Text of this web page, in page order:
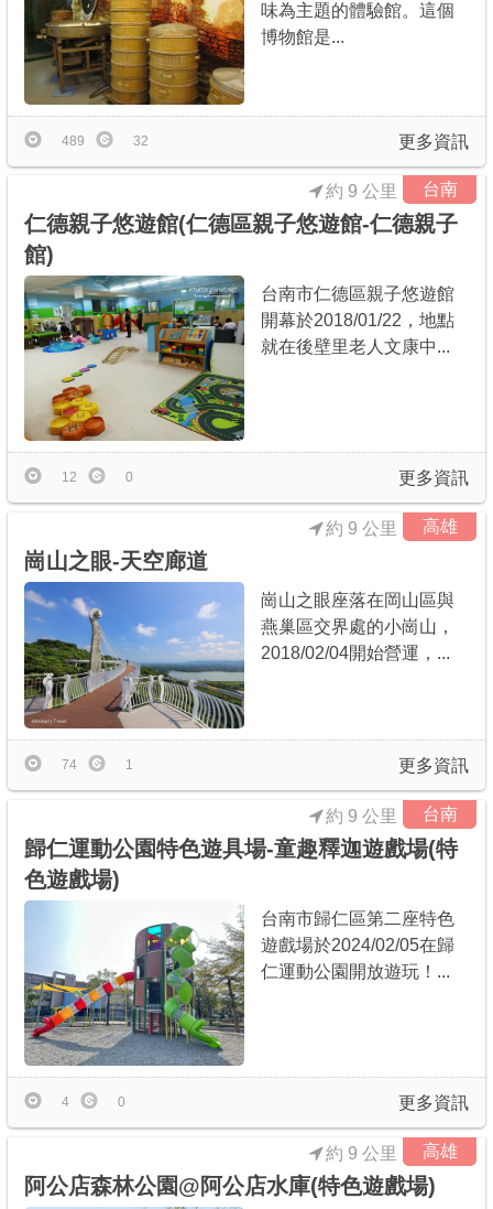
味為主題的體驗館。這個
博物館是...
更多資訊
489 32
台南
仁德親子悠遊館(仁德區親子悠遊館-仁德親子
館)
約 9 公里
台南市仁德區親子悠遊館
開幕於2018/01/22，地點
就在後壁里老人文康中...
更多資訊
12 0
高雄
崗山之眼-天空廊道
約 9 公里
崗山之眼座落在岡山區與
燕巢區交界處的小崗山，
2018/02/04開始營運，...
更多資訊
74 1
台南
歸仁運動公園特色遊具場-童趣釋迦遊戲場(特
色遊戲場)
約 9 公里
台南市歸仁區第二座特色
遊戲場於2024/02/05在歸
仁運動公園開放遊玩！...
更多資訊
4 0
高雄
阿公店森林公園@阿公店水庫(特色遊戲場)
約 9 公里